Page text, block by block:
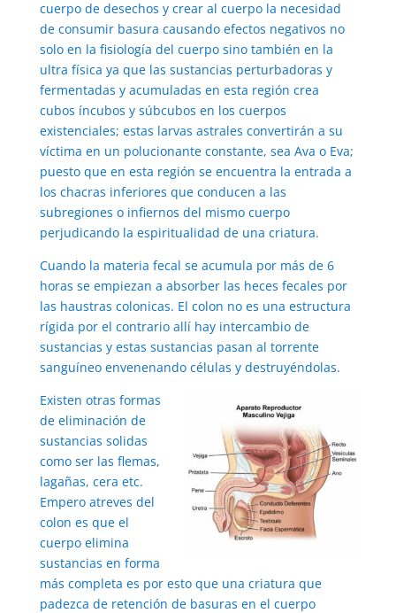
cuerpo de desechos y crear al cuerpo la necesidad
de consumir basura causando efectos negativos no
solo en la fisiología del cuerpo sino también en la
ultra física ya que las sustancias perturbadoras y
fermentadas y acumuladas en esta región crea
cubos íncubos y súbcubos en los cuerpos
existenciales; estas larvas astrales convertirán a su
víctima en un polucionante constante, sea Ava o Eva;
puesto que en esta región se encuentra la entrada a
los chacras inferiores que conducen a las
subregiones o infiernos del mismo cuerpo
perjudicando la espiritualidad de una criatura.
Cuando la materia fecal se acumula por más de 6
horas se empiezan a absorber las heces fecales por
las haustras colonicas. El colon no es una estructura
rígida por el contrario allí hay intercambio de
sustancias y estas sustancias pasan al torrente
sanguíneo envenenando células y destruyéndolas.
Existen otras formas
de eliminación de
sustancias solidas
como ser las flemas,
lagañas, cera etc.
Empero atreves del
colon es que el
cuerpo elimina
sustancias en forma
más completa es por esto que una criatura que
padezca de retención de basuras en el cuerpo